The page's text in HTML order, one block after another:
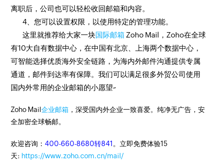
离职后，公司也可以轻松收回邮箱和内容。
4、您可以设置权限，以使用特定的管理功能。
这里就推荐给大家一块国际邮箱 Zoho Mail，Zoho在全球
有10大自有数据中心，在中国有北京、上海两个数据中心，
可智能选择优质海外安全链路，为海内外邮件沟通提供专属
通道，邮件到达率有保障。我们可以满足很多外贸公司使用
国内外常用的企业邮箱的小愿望~
Zoho Mail企业邮箱 ，深受国内外企业一致喜爱。纯净无广告，安
全加密全球畅邮。
欢迎咨询：400-660-8680转841 。立即免费体验15
天: https://www.zoho.com.cn/mail/